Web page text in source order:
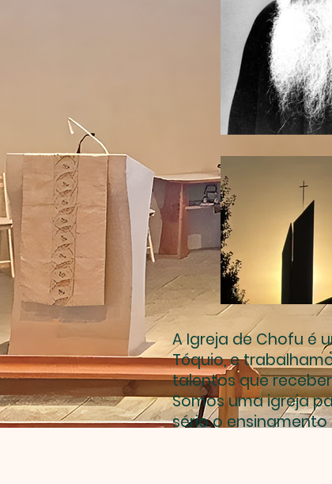
A Igreja de Chofu é
Tóquio, e
talentos que
Somos uma igreja
sério o ensinamento